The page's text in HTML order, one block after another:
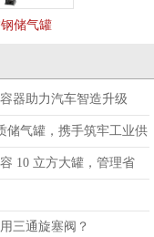
储气罐
器助力汽车智造升级
储气罐，携手筑牢工业供
10 立方大罐，管理省
三通旋塞阀？